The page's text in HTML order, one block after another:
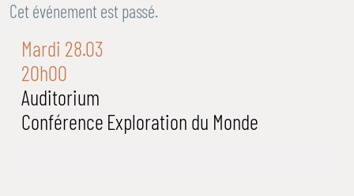
Cet événement est passé.
Mardi 28.03
20h00
Auditorium
Conférence Exploration du Monde